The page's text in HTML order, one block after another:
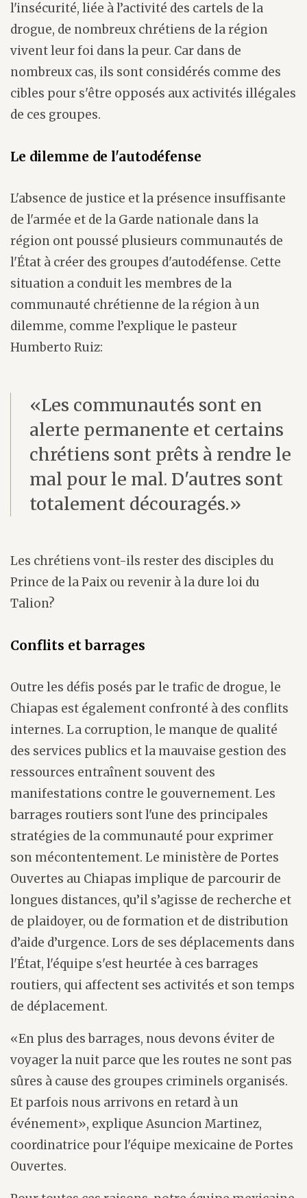
l'insécurité, liée à l’activité des cartels de la
drogue, de nombreux chrétiens de la région
vivent leur foi dans la peur. Car dans de
nombreux cas, ils sont considérés comme des
cibles pour s'être opposés aux activités illégales
de ces groupes.
Le dilemme de l'autodéfense
L'absence de justice et la présence insuffisante
de l'armée et de la Garde nationale dans la
région ont poussé plusieurs communautés de
l'État à créer des groupes d'autodéfense. Cette
situation a conduit les membres de la
communauté chrétienne de la région à un
dilemme, comme l’explique le pasteur
Humberto Ruiz:
«Les communautés sont en
alerte permanente et certains
chrétiens sont prêts à rendre le
mal pour le mal. D'autres sont
totalement découragés.»
Les chrétiens vont-ils rester des disciples du
Prince de la Paix ou revenir à la dure loi du
Talion?
Conflits et barrages
Outre les défis posés par le trafic de drogue, le
Chiapas est également confronté à des conflits
internes. La corruption, le manque de qualité
des services publics et la mauvaise gestion des
ressources entraînent souvent des
manifestations contre le gouvernement. Les
barrages routiers sont l'une des principales
stratégies de la communauté pour exprimer
son mécontentement. Le ministère de Portes
Ouvertes au Chiapas implique de parcourir de
longues distances, qu’il s’agisse de recherche et
de plaidoyer, ou de formation et de distribution
d’aide d’urgence. Lors de ses déplacements dans
l'État, l'équipe s'est heurtée à ces barrages
routiers, qui affectent ses activités et son temps
de déplacement.
«En plus des barrages, nous devons éviter de
voyager la nuit parce que les routes ne sont pas
sûres à cause des groupes criminels organisés.
Et parfois nous arrivons en retard à un
événement», explique Asuncion Martinez,
coordinatrice pour l'équipe mexicaine de Portes
Ouvertes.